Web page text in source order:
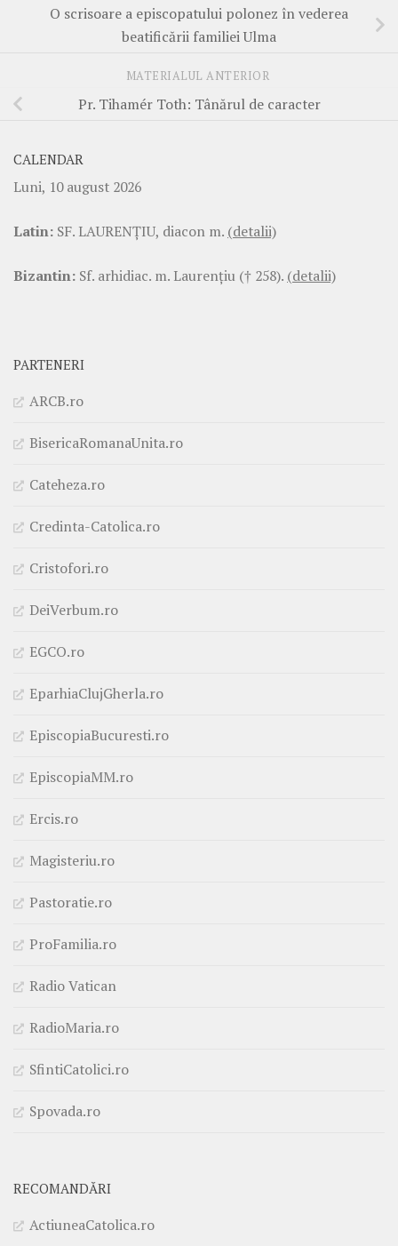
O scrisoare a episcopatului polonez în vederea
beatificării familiei Ulma
MATERIALUL ANTERIOR
Pr. Tihamér Toth: Tânărul de caracter
CALENDAR
Luni, 10 august 2026
Latin: SF. LAURENŢIU, diacon m. (detalii)
Bizantin: Sf. arhidiac. m. Laurenţiu († 258). (detalii)
PARTENERI
ARCB.ro
BisericaRomanaUnita.ro
Cateheza.ro
Credinta-Catolica.ro
Cristofori.ro
DeiVerbum.ro
EGCO.ro
EparhiaClujGherla.ro
EpiscopiaBucuresti.ro
EpiscopiaMM.ro
Ercis.ro
Magisteriu.ro
Pastoratie.ro
ProFamilia.ro
Radio Vatican
RadioMaria.ro
SfintiCatolici.ro
Spovada.ro
RECOMANDĂRI
ActiuneaCatolica.ro